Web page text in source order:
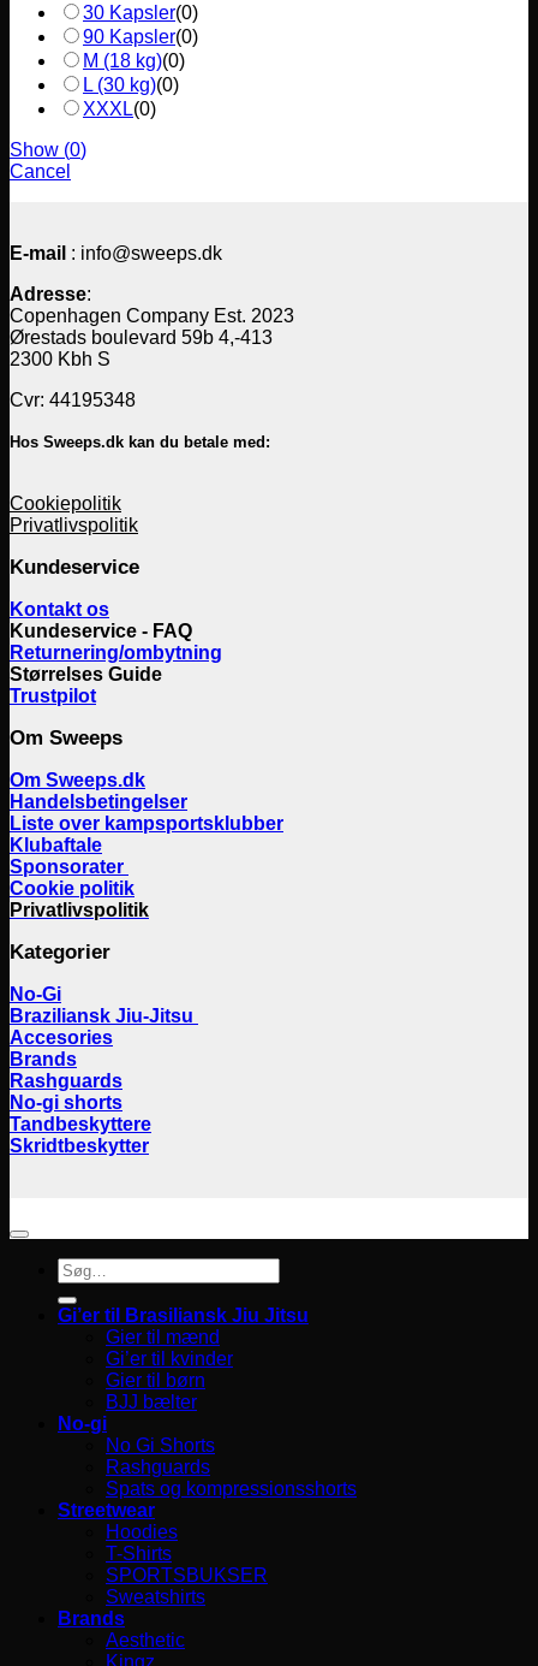
30 Kapsler(0)
90 Kapsler(0)
M (18 kg)(0)
L (30 kg)(0)
XXXL(0)
Show (0)
Cancel
E-mail : info@sweeps.dk
Adresse:
Copenhagen Company Est. 2023
Ørestads boulevard 59b 4,-413
2300 Kbh S
Cvr: 44195348
Hos Sweeps.dk kan du betale med:
Cookiepolitik
Privatlivspolitik
Kundeservice
Kontakt os
Kundeservice - FAQ
Returnering/ombytning
Størrelses Guide
Trustpilot
Om Sweeps
Om Sweeps.dk
Handelsbetingelser
Liste over kampsportsklubber
Klubaftale
Sponsorater
Cookie politik
Privatlivspolitik
Kategorier
No-Gi
Braziliansk Jiu-Jitsu
Accesories
Brands
Rashguards
No-gi shorts
Tandbeskyttere
Skridtbeskytter
Søg
efter:
Gi’er til Brasiliansk Jiu Jitsu
Gier til mænd
Gi’er til kvinder
Gier til børn
BJJ bælter
No-gi
No Gi Shorts
Rashguards
Spats og kompressionsshorts
Streetwear
Hoodies
T-Shirts
SPORTSBUKSER
Sweatshirts
Brands
Aesthetic
Kingz